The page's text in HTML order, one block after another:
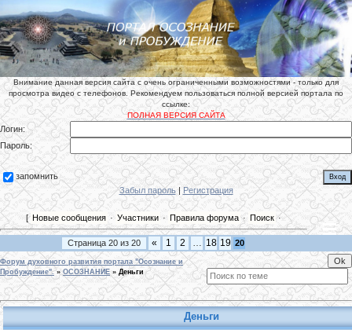
Внимание данная версия сайта с очень ограниченными возможностями - только для
просмотра видео с телефонов. Рекомендуем пользоваться полной версией портала по
ссылке:
ПОЛНАЯ ВЕРСИЯ САЙТА
Логин:
Пароль:
запомнить
Забыл пароль| Регистрация
[ Новые сообщения · Участники · Правила форума · Поиск·
Страница 20 из 20 « 1 2 … 18 19 20
Форум духовного развития портала "Осознание и
Пробуждение". » ОСОЗНАНИЕ » Деньги
Деньги